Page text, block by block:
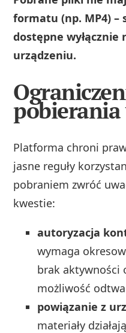
formatu (np. MP4) –
dostępne
urządzeniu.
pobierania
Platforma chroni
jasne reguły
pobraniem zwróć
kwestie:
autoryzacja
wymaga
brak aktywności
możliwość
powiązanie z
materiały